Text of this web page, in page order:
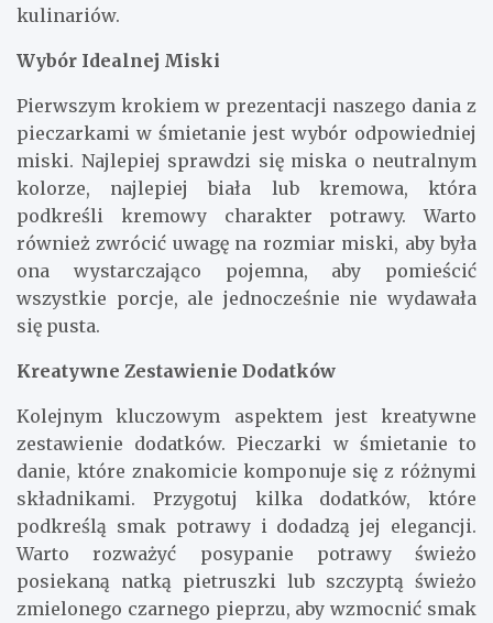
kulinariów.
Wybór Idealnej Miski
Pierwszym krokiem w prezentacji naszego dania z
pieczarkami w śmietanie jest wybór odpowiedniej
miski. Najlepiej sprawdzi się miska o neutralnym
kolorze, najlepiej biała lub kremowa, która
podkreśli kremowy charakter potrawy. Warto
również zwrócić uwagę na rozmiar miski, aby była
ona wystarczająco pojemna, aby pomieścić
wszystkie porcje, ale jednocześnie nie wydawała
się pusta.
Kreatywne Zestawienie Dodatków
Kolejnym kluczowym aspektem jest kreatywne
zestawienie dodatków. Pieczarki w śmietanie to
danie, które znakomicie komponuje się z różnymi
składnikami. Przygotuj kilka dodatków, które
podkreślą smak potrawy i dodadzą jej elegancji.
Warto rozważyć posypanie potrawy świeżo
posiekaną natką pietruszki lub szczyptą świeżo
zmielonego czarnego pieprzu, aby wzmocnić smak